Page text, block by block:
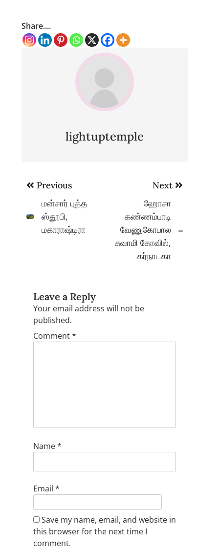
Share....
lightuptemple
Post
navigation
Previous
மன்சார் புத்த
ஸ்தூபி,
மகாராஷ்டிரா
Next
ஹோசா
கண்ணம்பாடி
வேணுகோபால
சுவாமி கோவில்,
கர்நாடகா
Leave a Reply
Your email address will not be
published.
Comment*
Name*
Email *
Save my name, email, and website in
this browser for the next time I
comment.